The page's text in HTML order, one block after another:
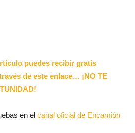
puedes recibir gratis
de este enlace… ¡NO TE
en el canal oficial de Encamión